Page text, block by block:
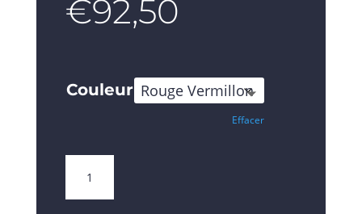
€92,50
Couleur
Effacer
Rose